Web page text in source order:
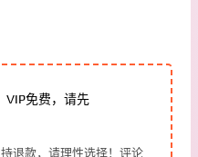
VIP免费，请先
退款，请理性选择！评论